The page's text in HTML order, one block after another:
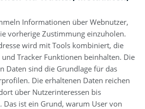
Informationen über Webnutzer,
vorherige Zustimmung einzuholen.
wird mit Tools kombiniert, die
Tracker Funktionen beinhalten. Die
Daten sind die Grundlage für das
Die erhaltenen Daten reichen
über Nutzerinteressen bis
Das ist ein Grund, warum User von